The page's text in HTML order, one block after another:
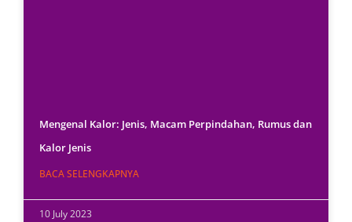
Mengenal Kalor: Jenis, Macam Perpindahan, Rumus dan
Kalor Jenis
BACA SELENGKAPNYA
10 July 2023